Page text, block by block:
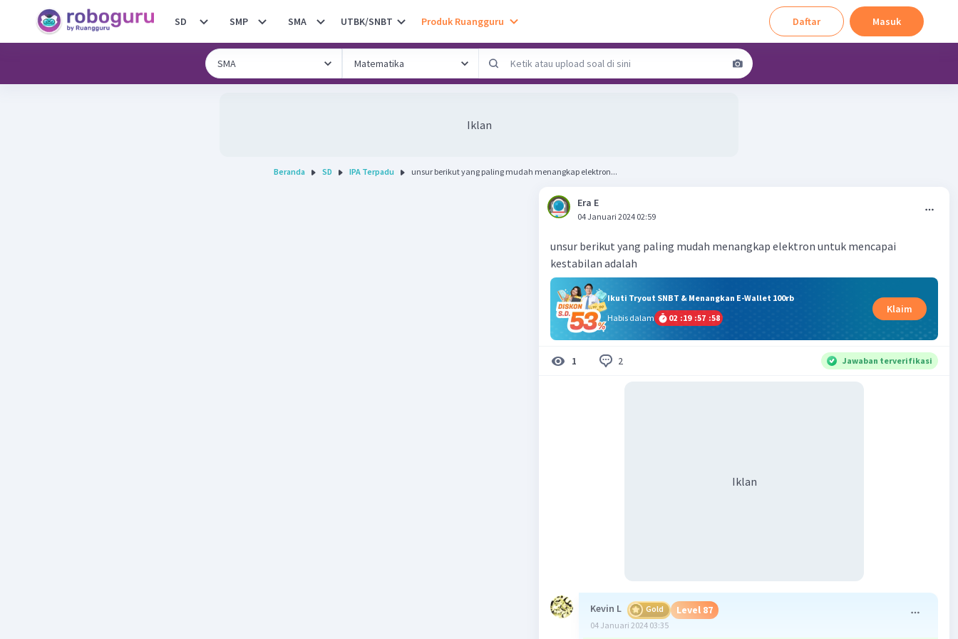
SD SMP SMA UTBK/SNBT Produk Ruangguru Daftar Masuk
Iklan
Beranda SD IPA Terpadu unsur berikut yang paling mudah menangkap elektron...
Era E
04 Januari 2024 02:59
unsur berikut yang paling mudah menangkap elektron untuk mencapai
kestabilan adalah
Ikuti Tryout SNBT & Menangkan E-Wallet 100rb
Habis dalam
02 :19 :57 :57
Klaim
1 2 Jawaban terverifikasi
Iklan
Kevin L Gold Level 87
04 Januari 2024 03:35